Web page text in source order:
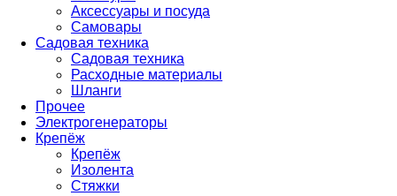
Аксессуары и посуда
Самовары
Садовая техника
Садовая техника
Расходные материалы
Шланги
Прочее
Электрогенераторы
Крепёж
Крепёж
Изолента
Стяжки